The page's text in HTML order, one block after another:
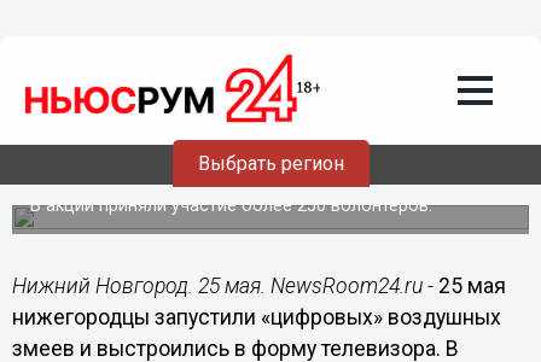
Выбрать регион
25.05.201911:57
Нижегородцы запустили «цифровых»
воздушных змеев
В акции приняли участие более 250 волонтёров.
Нижний Новгород. 25 мая. NewsRoom24.ru - 25 мая
нижегородцы запустили «цифровых» воздушных
змеев и выстроились в форму телевизора. В